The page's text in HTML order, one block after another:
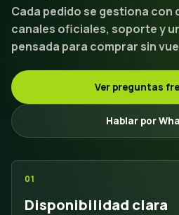
Cada pedido se gestiona con
canales oficiales, soporte y
pensada para comprar sin
Ver preguntas
Hablar por
01
Disponibilidad clara